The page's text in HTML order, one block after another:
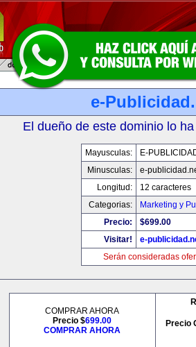
e-
El dueño de este dominio lo
Mayusculas:
E-
Minusculas:
e-
Longitud:
12 caracteres
Categorias:
Marketing y
Precio:
$699.00
Visitar!
e-
Serán consideradas
COMPRAR AHORA
Precio $699.00
COMPRAR AHORA
Precio